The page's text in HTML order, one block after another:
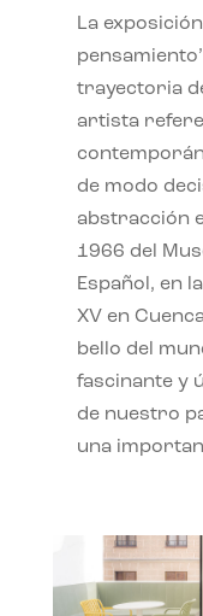
La
trayectoria
artista
de modo
abstracción
1966 del
Español, en
XV en
bello del
fascinante y
de nuestro
una